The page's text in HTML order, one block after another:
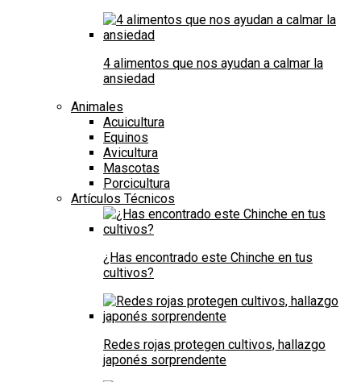
4 alimentos que nos ayudan a calmar la
ansiedad
Animales
Acuicultura
Equinos
Avicultura
Mascotas
Porcicultura
Artículos Técnicos
¿Has encontrado este Chinche en tus
cultivos?
Redes rojas protegen cultivos, hallazgo
japonés sorprendente